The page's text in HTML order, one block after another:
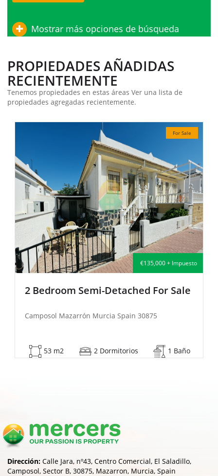
Mostrar más opciones de búsqueda
PROPIEDADES AÑADIDAS
RECIENTEMENTE
Tenemos propiedades en estas áreas Ver una lista de
propiedades agregadas recientemente.
€139,995 + Impuesto
For Sale
2 Bedroom Semi-Detached For Sale
Camposol Mazarrón Murcia Spain 30875
83 m2 2 Dormitorios 1 Baño
Dirección: Calle Jara, nº43, Centro Comercial, El Saladillo,
Camposol, Sector B, 30875, Mazarron, Murcia, Spain